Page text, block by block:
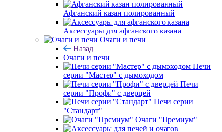
Афганский казан полированный
Аксессуары для афганского казана
Очаги и печи
Назад
Очаги и печи
Печи
серии "Мастер" с дымоходом
Печи
серии "Профи" с дверцей
Печи серии
"Стандарт"
Очаги "Премиум"